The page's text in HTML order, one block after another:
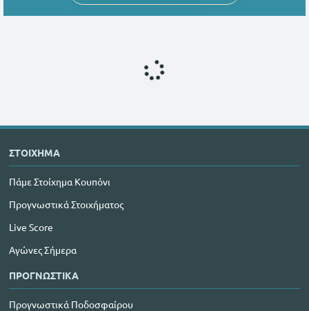
ΣΤΟΙΧΗΜΑ
Πάμε Στοίχημα Κουπόνι
Προγνωστικά Στοιχήματος
Live Score
Αγώνες Σήμερα
ΠΡΟΓΝΩΣΤΙΚΑ
Προγνωστικά Ποδοσφαίρου